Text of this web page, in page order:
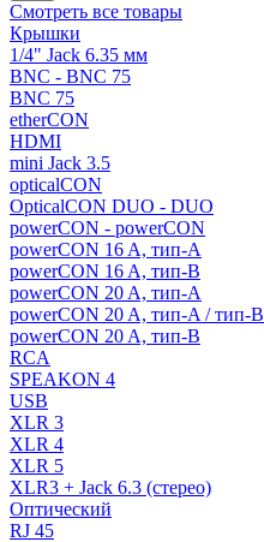
Смотреть все товары
Крышки
1/4" Jack 6.35 мм
BNC - BNC 75
BNC 75
etherCON
HDMI
mini Jack 3.5
opticalCON
OpticalCON DUO - DUO
powerCON - powerCON
powerCON 16 A, тип-A
powerCON 16 A, тип-B
powerCON 20 A, тип-A
powerCON 20 A, тип-A / тип-В
powerCON 20 A, тип-B
RCA
SPEAKON 4
USB
XLR 3
XLR 4
XLR 5
XLR3 + Jack 6.3 (стерео)
Оптический
RJ 45